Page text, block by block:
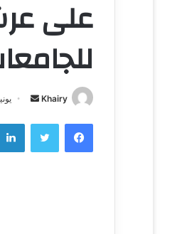
Khairy
أ
ل
يونيو 24,
فيسبوك تويتر